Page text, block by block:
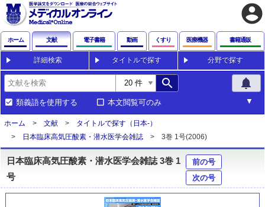
account_circle
ホーム 文献 電子書籍 動画 くすり 医療機器 書籍通販
詳細検索 タイトルで探す 分野で探す
search notifications
類義語を使用する 本文閲覧可のみ
ホーム 文献
タイトルで探す（日本-）
日本臨床高気圧酸素・潜水医学会雑誌
3巻 1号(2006)
日本臨床高気圧酸素・潜水医学会雑誌 3巻 1
号
前の号
次の号